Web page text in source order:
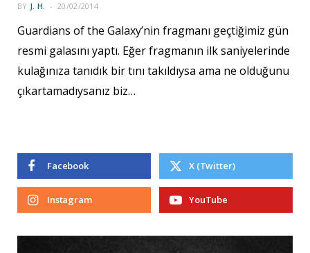
BY J. H. 20/02/2014
Guardians of the Galaxy’nin fragmanı geçtiğimiz gün
resmi galasını yaptı. Eğer fragmanın ilk saniyelerinde
kulağınıza tanıdık bir tını takıldıysa ama ne olduğunu
çıkartamadıysanız biz…
Facebook X (Twitter)
Instagram YouTube